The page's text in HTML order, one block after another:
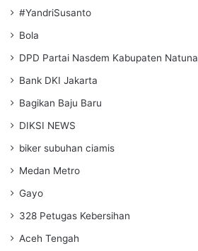
#YandriSusanto
Bola
DPD Partai Nasdem Kabupaten Natuna
Bank DKI Jakarta
Bagikan Baju Baru
DIKSI NEWS
biker subuhan ciamis
Medan Metro
Gayo
328 Petugas Kebersihan
Aceh Tengah